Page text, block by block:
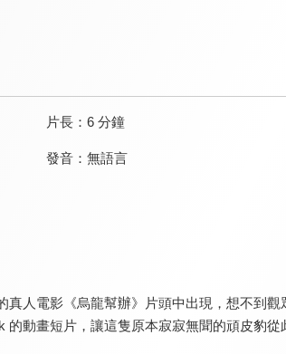
片長： 6 分鐘
發音： 無語言
真人電影《烏龍幫辦》片頭中出現，想不到
動畫短片，讓這隻原本寂寂無聞的頑皮豹從